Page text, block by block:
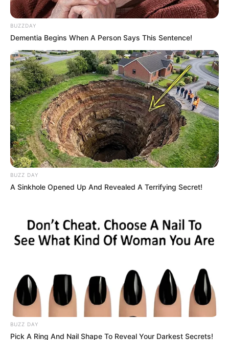
BUZZDAY
Dementia Begins When A Person Says This Sentence!
BUZZ DAY
A Sinkhole Opened Up And Revealed A Terrifying Secret!
BUZZ DAY
Pick A Ring And Nail Shape To Reveal Your Darkest Secrets!